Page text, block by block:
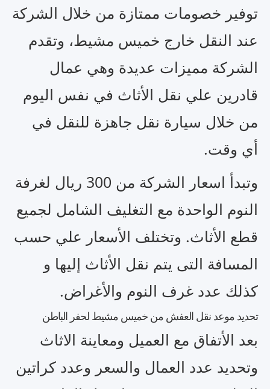
توفير خصومات ممتازة من خلال الشركة
عند النقل خارج خميس مشيط، وتقدم
الشركة مميزات عديدة وهي عمال
قادرين علي نقل الأثاث في نفس اليوم
من خلال سيارة نقل جاهزة للنقل في
أي وقت.
وتبدأ اسعار الشركة من 300 ريال لغرفة
النوم الواحدة مع التغليف الشامل لجميع
قطع الأثاث. وتختلف الأسعار علي حسب
المسافة التى يتم نقل الأثاث إليها و
كذلك عدد غرف النوم والأغراض.
تحديد موعد نقل العفش من خميس مشيط لحفر الباطن
بعد الأتفاق مع العميل ومعاينة الاثاث
وتحديد عدد العمال والسعر وعدد كراتين